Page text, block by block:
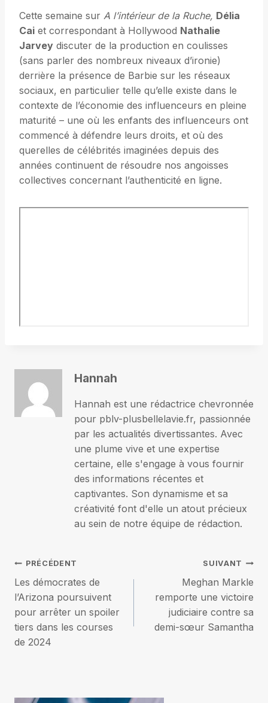
Cette semaine sur A l’intérieur de la Ruche, Délia
Cai et correspondant à Hollywood Nathalie
Jarvey discuter de la production en coulisses
(sans parler des nombreux niveaux d’ironie)
derrière la présence de Barbie sur les réseaux
sociaux, en particulier telle qu’elle existe dans le
contexte de l’économie des influenceurs en pleine
maturité – une où les enfants des influenceurs ont
commencé à défendre leurs droits, et où des
querelles de célébrités imaginées depuis des
années continuent de résoudre nos angoisses
collectives concernant l’authenticité en ligne.
Hannah
Hannah est une rédactrice chevronnée
pour pblv-plusbellelavie.fr, passionnée
par les actualités divertissantes. Avec
une plume vive et une expertise
certaine, elle s'engage à vous fournir
des informations récentes et
captivantes. Son dynamisme et sa
créativité font d'elle un atout précieux
au sein de notre équipe de rédaction.
Navigation
de
l’article
PRÉCÉDENT
Les démocrates de
l’Arizona poursuivent
pour arrêter un spoiler
tiers dans les courses
de 2024
SUIVANT
Meghan Markle
remporte une victoire
judiciaire contre sa
demi-sœur Samantha